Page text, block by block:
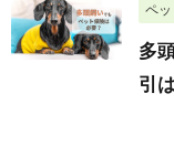
ペ
多
引